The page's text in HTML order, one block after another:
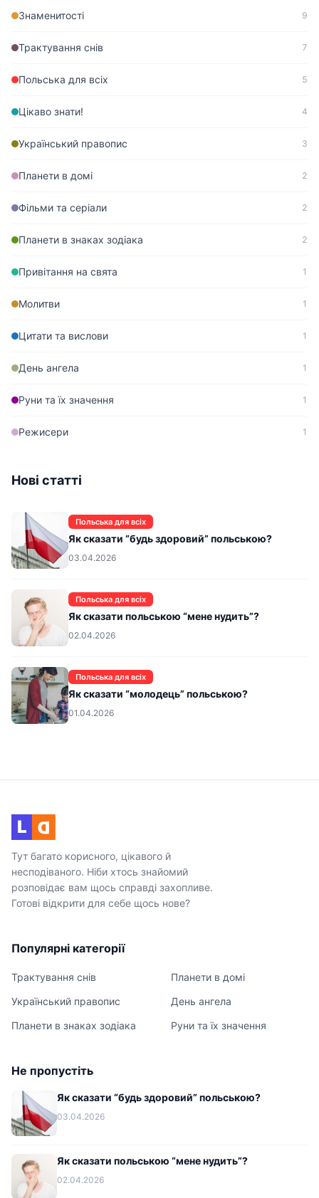
Знаменитості 9
Трактування снів 7
Польська для всіх 5
Цікаво знати! 4
Український правопис 3
Планети в домі 2
Фільми та серіали 2
Планети в знаках зодіака 2
Привітання на свята 1
Молитви 1
Цитати та вислови 1
День ангела 1
Руни та їх значення 1
Режисери 1
Нові статті
Польська для всіх
Як сказати “будь здоровий” польською?
03.04.2026
Польська для всіх
Як сказати польською “мене нудить”?
02.04.2026
Польська для всіх
Як сказати “молодець” польською?
01.04.2026
L D
Тут багато корисного, цікавого й
несподіваного. Ніби хтось знайомий
розповідає вам щось справді захопливе.
Готові відкрити для себе щось нове?
Популярні категорії
Трактування снів
Український правопис
Планети в знаках зодіака
Планети в домі
День ангела
Руни та їх значення
Не пропустіть
Як сказати “будь здоровий” польською?
03.04.2026
Як сказати польською “мене нудить”?
02.04.2026